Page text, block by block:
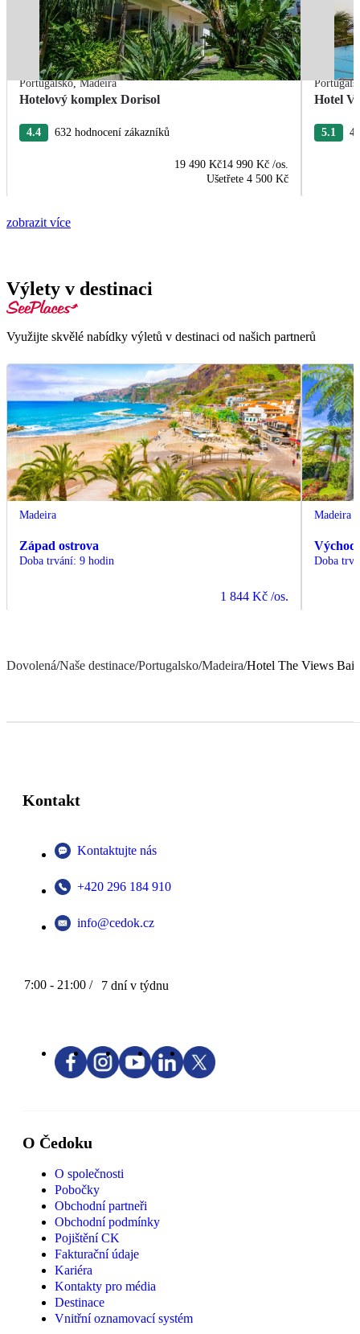
Portugalsko,Madeira
Hotelový komplex Dorisol
4.4 632 hodnocení zákazníků
19 490 Kč14 990 Kč /os.
Ušetřete 4 500 Kč
Hotel
5.1
zobrazit více
Výlety v destinaci
Využijte skvělé nabídky výletů v destinaci od našich partnerů
Madeira
Západ ostrova
Doba trvání: 9 hodin
1 844 Kč /os.
Madeira
Východ
Doba
Dovolená/Naše destinace/Portugalsko/Madeira/Hotel The Views Baia
Kontakt
Kontaktujte nás
+420 296 184 910
info@cedok.cz
7:00 - 21:00 / 7 dní v týdnu
O Čedoku
O společnosti
Pobočky
Obchodní partneři
Obchodní podmínky
Pojištění CK
Fakturační údaje
Kariéra
Kontakty pro média
Destinace
Vnitřní oznamovací systém